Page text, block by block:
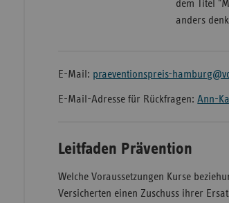
dem Titel
anders
E-Mail: praeventionspreis-
E-Mail-Adresse für Rückfragen:Ann-
Leitfaden Prävention
Welche Voraussetzungen Kurse
Versicherten einen Zuschuss ihrer